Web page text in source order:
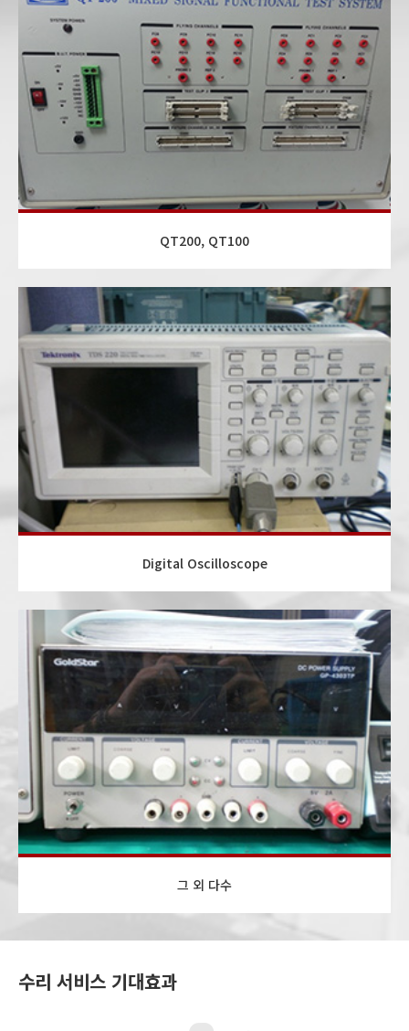
QT200, QT100
Digital Oscilloscope
그 외 다수
수리 서비스 기대효과